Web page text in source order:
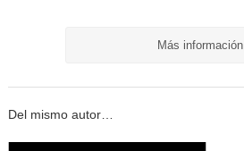
Más información
Del mismo autor…